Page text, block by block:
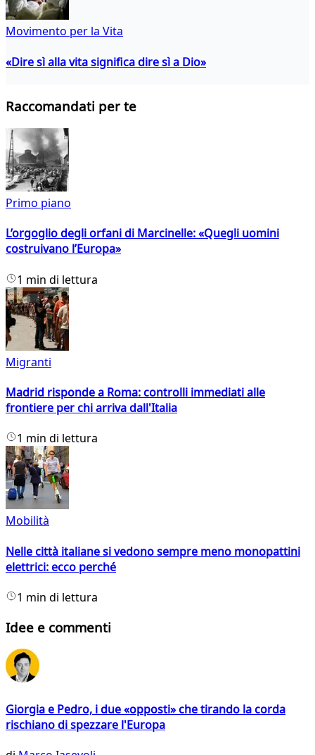
Movimento per la Vita
«Dire sì alla vita significa dire sì a Dio»
Raccomandati per te
Primo piano
L’orgoglio degli orfani di Marcinelle: «Quegli uomini
costruivano l’Europa»
1 min di lettura
Migranti
Madrid risponde a Roma: controlli immediati alle
frontiere per chi arriva dall'Italia
1 min di lettura
Mobilità
Nelle città italiane si vedono sempre meno monopattini
elettrici: ecco perché
1 min di lettura
Idee e commenti
Giorgia e Pedro, i due «opposti» che tirando la corda
rischiano di spezzare l'Europa